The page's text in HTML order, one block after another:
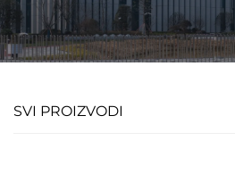
SVI PROIZVODI